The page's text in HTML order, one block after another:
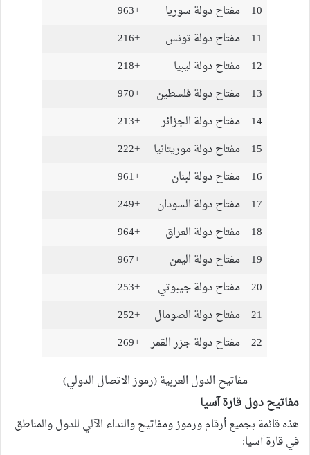
10
مفتاح دولة سوريا
+963
11
مفتاح دولة تونس
+216
12
مفتاح دولة ليبيا
+218
13
مفتاح دولة فلسطين
+970
14
مفتاح دولة الجزائر
+213
15
مفتاح دولة موريتانيا
+222
16
مفتاح دولة لبنان
+961
17
مفتاح دولة السودان
+249
18
مفتاح دولة العراق
+964
19
مفتاح دولة اليمن
+967
20 مفتاح دولة جيبوتي
+253
21 مفتاح دولة الصومال
+252
22 مفتاح دولة جزر القمر +269
مفاتيح الدول العربية (رموز الاتصال الدولي)
مفاتيح دول قارة آسيا
هذه قائمة بجميع أرقام ورموز ومفاتيح والنداء الآلي للدول والمناطق
في قارة آسيا: